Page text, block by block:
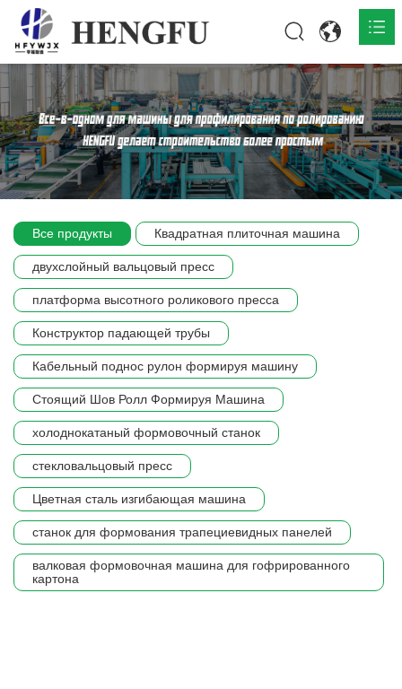
Главная
О нас 
Продукты 
Сцена компании
Все продукты Квадратная плиточная машина
двухслойный вальцовый пресс
платформа высотного роликового пресса
Конструктор падающей трубы
Кабельный поднос рулон формируя машину
Стоящий Шов Ролл Формируя Машина
холоднокатаный формовочный станок
стекловальцовый пресс
Цветная сталь изгибающая машина
станок для формования трапециевидных панелей
валковая формовочная машина для гофрированного
картона